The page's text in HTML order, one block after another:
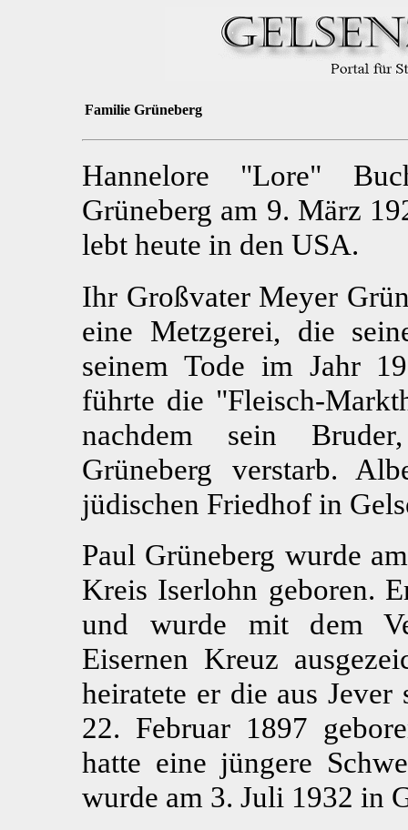
Familie Grüneberg
Hannelore "Lore"
Grüneberg am 9. März
lebt heute in den USA.
Ihr Großvater Meyer
eine Metzgerei, die
seinem Tode im Jahr
führte die "Fleisch-
nachdem sein
Grüneberg verstarb.
jüdischen Friedhof in
Paul Grüneberg wurde
Kreis Iserlohn geboren.
und wurde mit dem
Eisernen Kreuz
heiratete er die aus
22. Februar 1897
hatte eine jüngere
wurde am 3. Juli 1932 in